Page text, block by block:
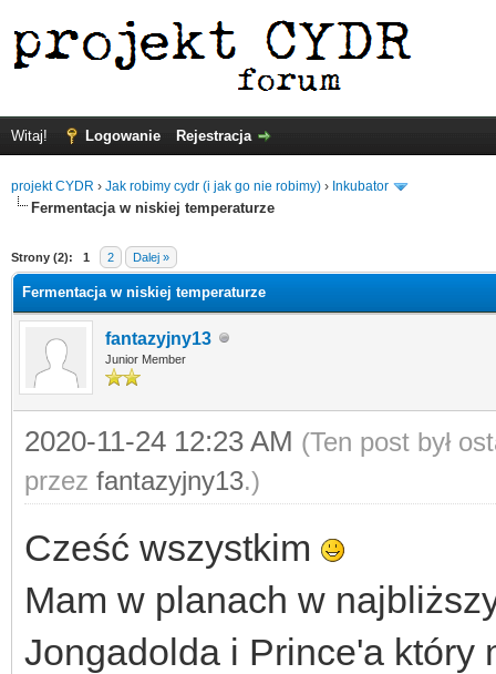
Witaj! Logowanie Rejestracja
projekt CYDR › Jak robimy cydr (i jak go nie robimy) › Inkubator
Fermentacja w niskiej temperaturze
Strony (2): 1 2 Dalej »
Fermentacja w niskiej temperaturze
fantazyjny13
Junior Member
2020-11-24 12:23 AM (Ten post był
przez fantazyjny13.)
Cześć wszystkim
Mam w planach w
Jongadolda i Prince'a który